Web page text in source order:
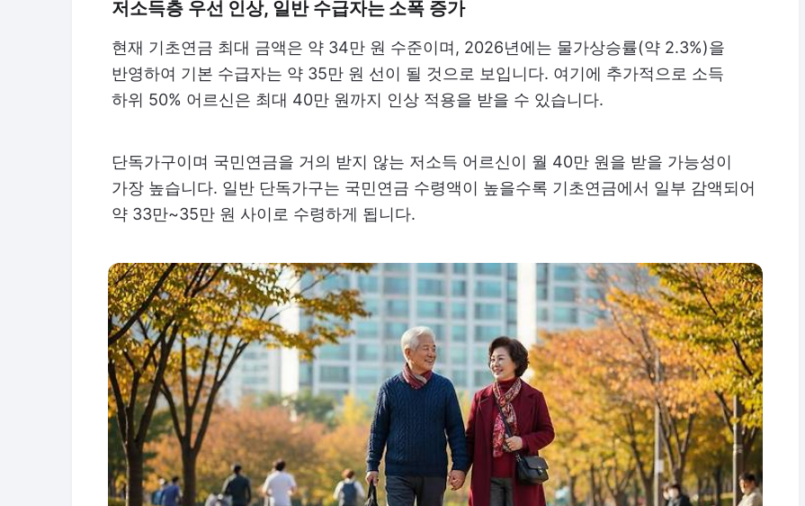
저소득층 우선 인상, 일반 수급자는 소폭 증가
현재 기초연금 최대 금액은 약 34만 원 수준이며, 2026년에는 물가상승률(약 2.3%)을
반영하여 기본 수급자는 약 35만 원 선이 될 것으로 보입니다. 여기에 추가적으로 소득
하위 50% 어르신은 최대 40만 원까지 인상 적용을 받을 수 있습니다.
단독가구이며 국민연금을 거의 받지 않는 저소득 어르신이 월 40만 원을 받을 가능성이
가장 높습니다. 일반 단독가구는 국민연금 수령액이 높을수록 기초연금에서 일부 감액되어
약 33만~35만 원 사이로 수령하게 됩니다.